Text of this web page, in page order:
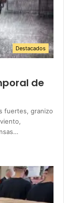
Destacados
de
fuertes, granizo